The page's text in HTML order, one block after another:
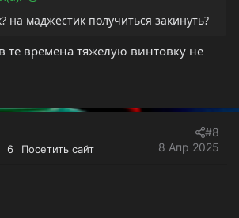
на маджестик получиться закинуть?
те времена тяжелую винтовку не
6 Посетить сайт 8 Апр 2025
#8